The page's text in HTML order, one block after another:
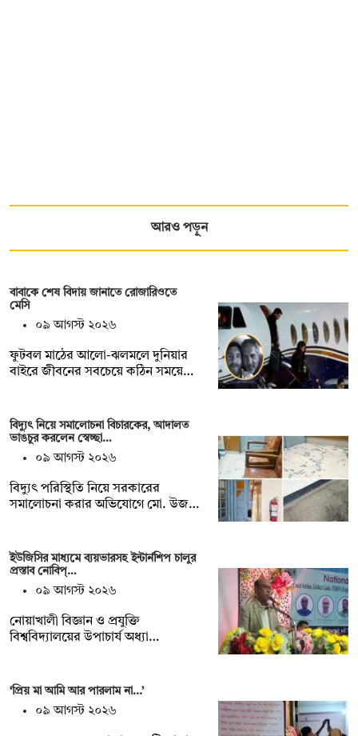
আরও পড়ুন
বাবাকে শেষ বিদায় জানাতে রোজারিওতে
মেসি
০৯ আগস্ট ২০২৬
ফুটবল মাঠের আলো-ঝলমলে দুনিয়ার
বাইরে জীবনের সবচেয়ে কঠিন সময়ে…
বিদ্যুৎ নিয়ে সমালোচনা বিচারকের, আদালত
ভাঙচুর করলেন স্বেচ্ছা…
০৯ আগস্ট ২০২৬
বিদ্যুৎ পরিস্থিতি নিয়ে সরকারের
সমালোচনা করার অভিযোগে মো. উজ…
ইউজিসির মাধ্যমে ব্যয়ভারসহ ইন্টার্নশিপ চালুর
প্রস্তাব নোবিপ্…
০৯ আগস্ট ২০২৬
নোয়াখালী বিজ্ঞান ও প্রযুক্তি
বিশ্ববিদ্যালয়ের উপাচার্য অধ্যা…
‘প্রিয় মা আমি আর পারলাম না...’
০৯ আগস্ট ২০২৬